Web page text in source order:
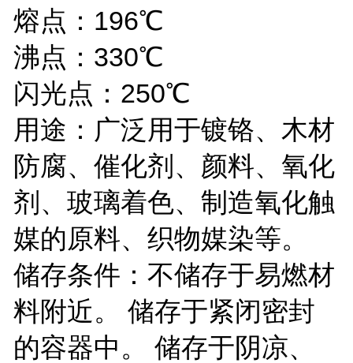
熔点：196℃
沸点：330℃
闪光点：250℃
用途：广泛用于镀铬、木材
防腐、催化剂、颜料、氧化
剂、玻璃着色、制造氧化触
媒的原料、织物媒染等。
储存条件：不储存于易燃材
料附近。 储存于紧闭密封
的容器中。 储存于阴凉、